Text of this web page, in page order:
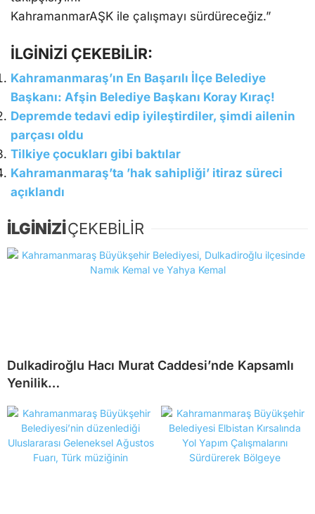
KahramanmarAŞK ile çalışmayı sürdüreceğiz.”
İLGİNİZİ ÇEKEBİLİR:
Kahramanmaraş’ın En Başarılı İlçe Belediye
Başkanı: Afşin Belediye Başkanı Koray Kıraç!
Depremde tedavi edip iyileştirdiler, şimdi ailenin
parçası oldu
Tilkiye çocukları gibi baktılar
Kahramanmaraş’ta ’hak sahipliği’ itiraz süreci
açıklandı
İLGİNİZİÇEKEBİLİR
Dulkadiroğlu Hacı Murat Caddesi’nde Kapsamlı
Yenilik…